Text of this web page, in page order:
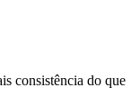
consistência do que